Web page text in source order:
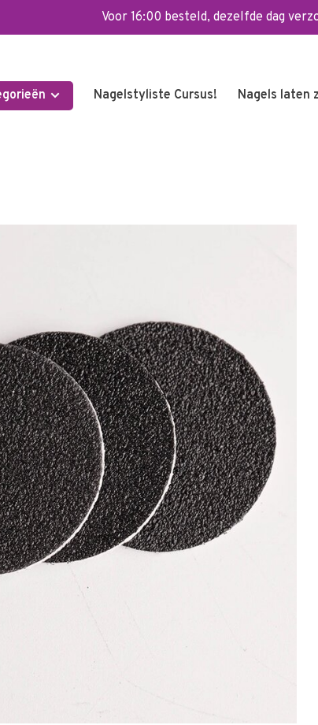
Voor 16:00 besteld, dezelfde dag
Nagelstyliste Cursus! Nagels laten